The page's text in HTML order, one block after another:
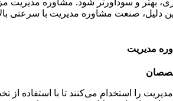
بهتر و سودآورتر شود. مشاوره مدیریت
دلیل، صنعت مشاوره مدیریت با سرعتی
مدیریت
را استخدام می‌کنند تا با استفاده از